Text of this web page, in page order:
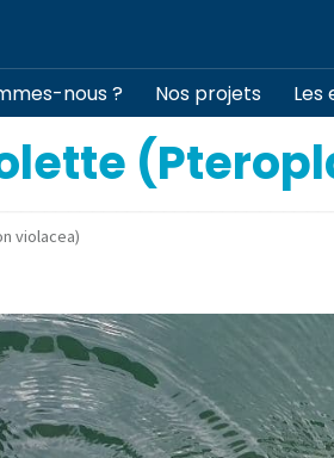
nous ? Nos projets Les
violacea)